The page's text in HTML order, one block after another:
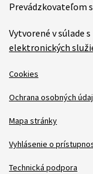
Prevádzkovateľom
Vytvorené v súlade s
elektronických
Cookies
Ochrana osobných
Mapa stránky
Vyhlásenie o
Technická podpora